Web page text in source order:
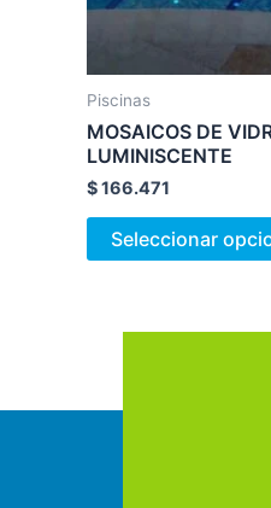
Piscinas
MOSAICOS DE
LUMINISCENTE
$166.471
Seleccionar